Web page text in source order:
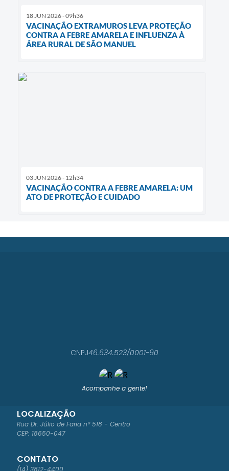
18 JUN 2026 - 09h36
VACINAÇÃO EXTRAMUROS LEVA PROTEÇÃO
CONTRA A FEBRE AMARELA E INFLUENZA À
ÁREA RURAL DE SÃO MANUEL
03 JUN 2026 - 12h34
VACINAÇÃO CONTRA A FEBRE AMARELA: UM
ATO DE PROTEÇÃO E CUIDADO
Acompanhe a gente!
LOCALIZAÇÃO
Rua Dr. Júlio de Faria nº 518 - Centro
CEP: 18650-047
CONTATO
(14) 3812-4400
CNPJ46.634.523/0001-90